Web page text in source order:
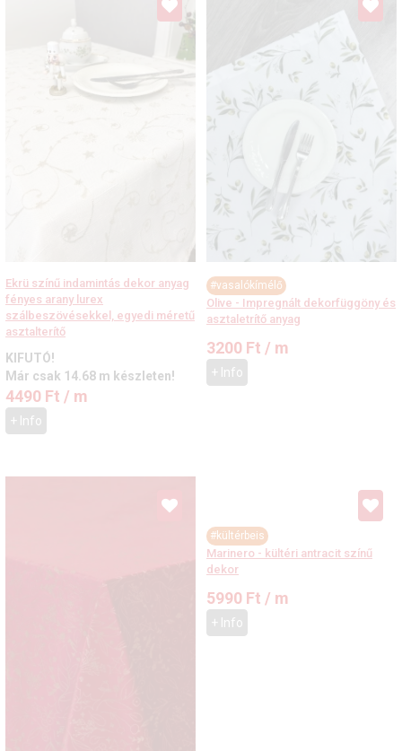
Ekrü színű indamintás dekor anyag
fényes arany lurex
szálbeszövésekkel, egyedi méretű
asztalterítő
KIFUTÓ!
Már csak 14.68 m készleten!
4490 Ft / m
+ Info
#vasalókímélő
Olive - Impregnált dekorfüggöny és
asztaletrítő anyag
3200 Ft / m
+ Info
#kültérbeis
Marinero - kültéri antracit színű
dekor
5990 Ft / m
+ Info